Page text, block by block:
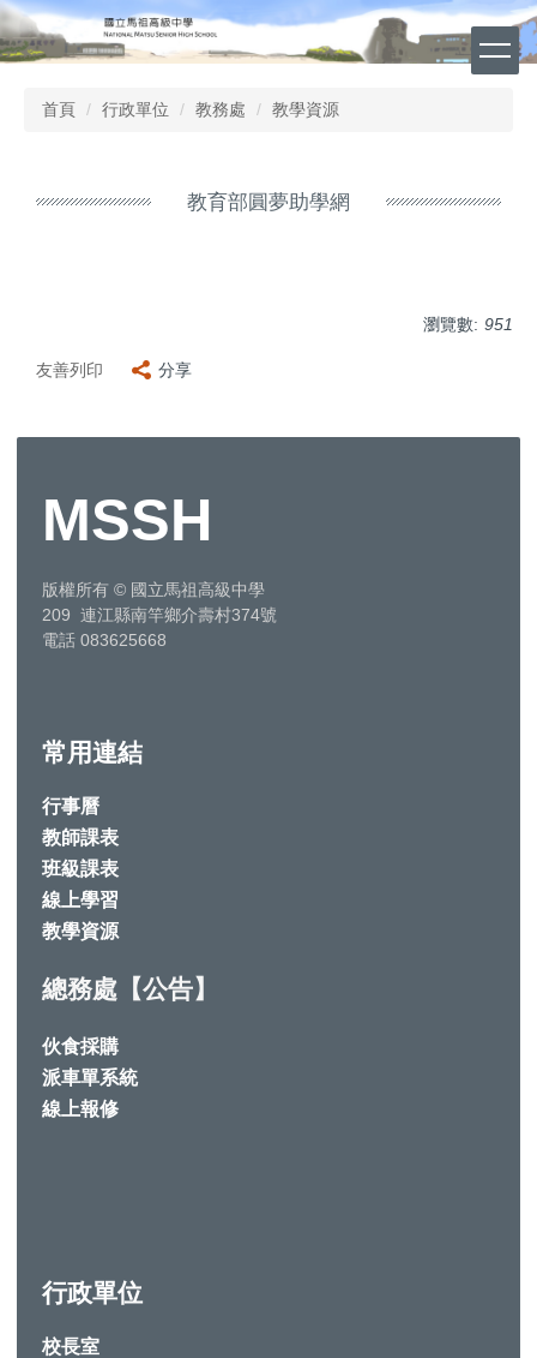
跳
到
主
首頁 行政單位 教務處 教學資源
教育部圓夢助學網
瀏覽數: 951
友善列印 分享
MSSH
版權所有 © 國立馬祖高級中學
209 連江縣南竿鄉介壽村374號
電話 083625668
常用連結
行事曆
教師課表
班級課表
線上學習
教學資源
總務處【公告】
伙食採購
派車單系統
線上報修
行政單位
校長室